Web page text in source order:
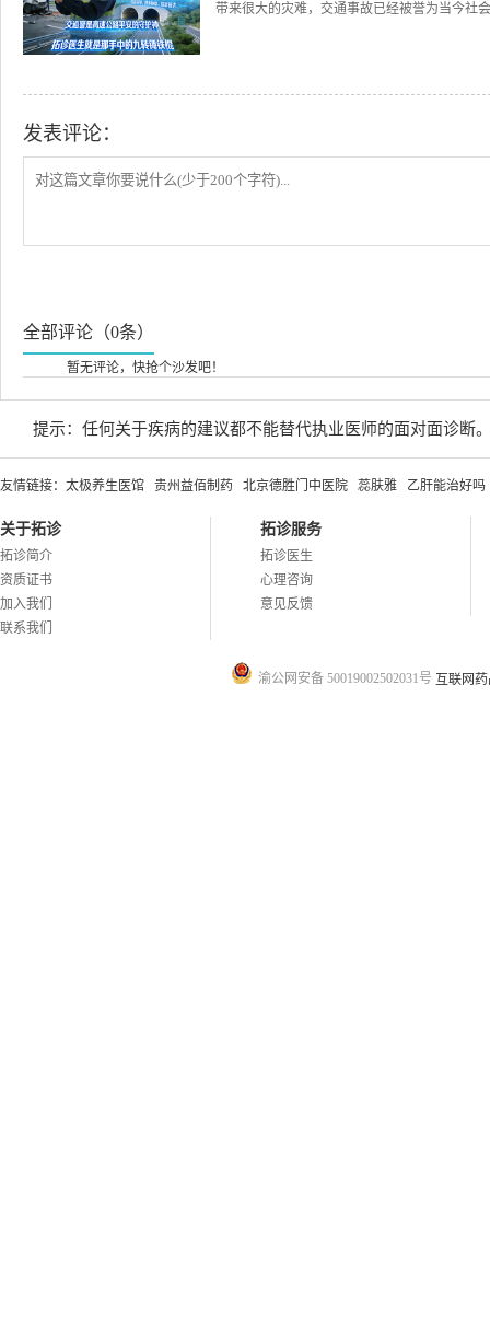
带来很大的灾难，交通事故已经被誉为当今社
发表评论：
全部评论（0条）
暂无评论，快抢个沙发吧！
提示：任何关于疾病的建议都不能替代执业医师的面对面诊断
友情链接： 太极养生医馆 贵州益佰制药 北京德胜门中医院 蕊肤雅 乙肝能治好吗
关于拓诊
拓诊简介
资质证书
加入我们
联系我们
拓诊服务
拓诊医生
心理咨询
意见反馈
渝公网安备 50019002502031号 互联网